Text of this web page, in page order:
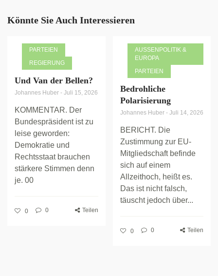
Könnte Sie Auch Interessieren
PARTEIEN
REGIERUNG
Und Van der Bellen?
Johannes Huber - Juli 15, 2026
KOMMENTAR. Der
Bundespräsident ist zu
leise geworden:
Demokratie und
Rechtsstaat brauchen
stärkere Stimmen denn
je. 00
0 0 Teilen
AUSSENPOLITIK & E
UROPA
PARTEIEN
Bedrohliche
Polarisierung
Johannes Huber - Juli 14, 2026
BERICHT. Die
Zustimmung zur EU-
Mitgliedschaft befinde
sich auf einem
Allzeithoch, heißt es.
Das ist nicht falsch,
täuscht jedoch über...
0 0 Teilen